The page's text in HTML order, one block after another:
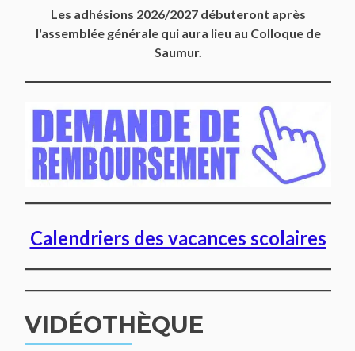
Les adhésions 2026/2027 débuteront après
l'assemblée générale qui aura lieu au Colloque de
Saumur.
Calendriers des vacances scolaires
VIDÉOTHÈQUE